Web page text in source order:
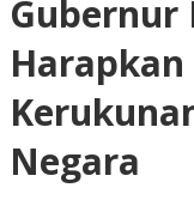
Gubernur
Negara